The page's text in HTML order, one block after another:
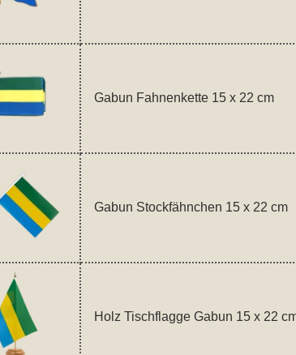
Gabun Fahnenkette 15 x 22 cm
Gabun Stockfähnchen 15 x 22 cm
Holz Tischflagge Gabun 15 x 22